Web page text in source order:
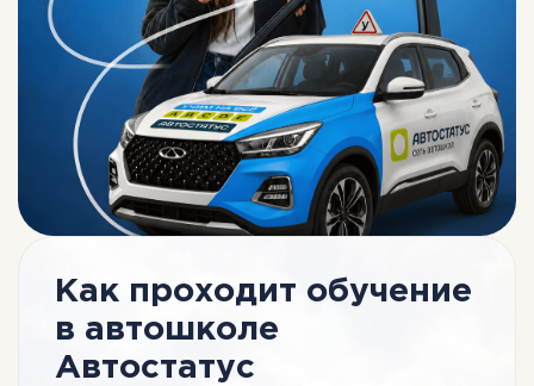
Как проходит обучение
в автошколе
Автостатус
Перед записью вы можете сами проверить,
что о нас пишут ученики на Яндекс Картах
ОЦЕНКИ, КОТОРЫЕ
МОЖНО ПРОВЕРИТЬ